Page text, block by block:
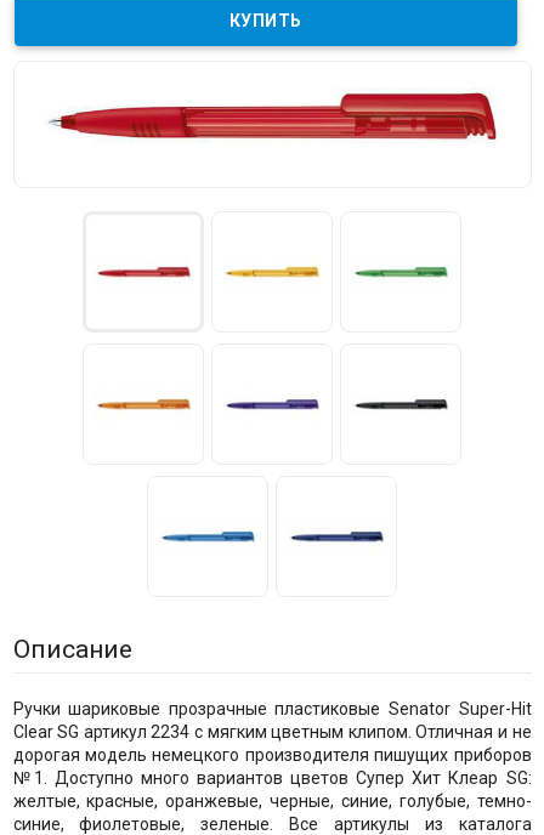
Описание
Ручки шариковые прозрачные пластиковые Senator Super-Hit
Clear SG артикул 2234 с мягким цветным клипом. Отличная и не
дорогая модель немецкого производителя пишущих приборов
№1. Доступно много вариантов цветов Супер Хит Клеар SG:
желтые, красные, оранжевые, черные, синие, голубые, темно-
синие, фиолетовые, зеленые. Все артикулы из каталога